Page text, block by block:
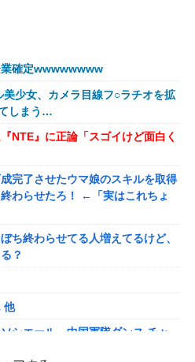
業確定wwwwwwww
美少女、カメラ目線フ○ラチオを拡
しまう…
NTE』に正論「スゴイけど面白く
完了させたウマ娘のスキルを取得
わらせたろ！ ←「実はこれちょ
ち終わらせてる人増えてるけど、
？
他
シエール、中国軍隊ダンス チャ